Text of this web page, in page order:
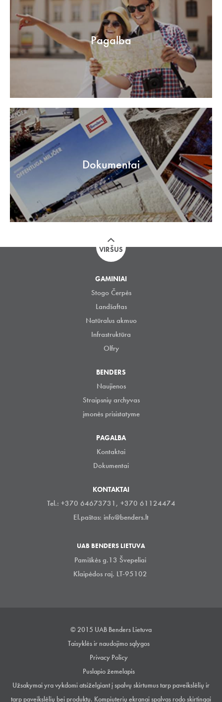
Pagalba
Dokumentai
VIRŠUS
GAMINIAI
Stogo Čerpės
Landšaftas
Natūralus akmuo
Infrastruktūra
Olfry
BENDERS
Naujienos
Straipsnių archyvas
įmonės prisistatyme
PAGALBA
Kontaktai
Dokumentai
KONTAKTAI
Tel.: +370 64673731, +370 61124474
El.paštas: info@benders.lt
UAB BENDERS LIETUVA
Pamiškės g.13 Švepeliai
Klaipėdos raj. LT-95102
© 2015 UAB Benders Lietuva
Taisyklės ir naudojimo sąlygos
Privacy Policy
Puslapio žemelapis
Užsakymai yra vykdomi atsiželgiant į spalvų skirtumus tarp paveikslėlių ir
tarp paveikslėlių bei produktų. Kompiuterių ekranai spalvas rodo skirtingai